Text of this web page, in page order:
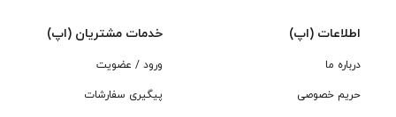
اطلاعات (اپ)
درباره ما
حریم خصوصی
خدمات مشتریان (اپ)
ورود / عضویت
پیگیری سفارشات